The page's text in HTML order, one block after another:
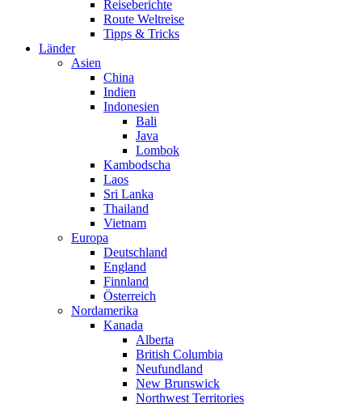
Reiseberichte
Route Weltreise
Tipps & Tricks
Länder
Asien
China
Indien
Indonesien
Bali
Java
Lombok
Kambodscha
Laos
Sri Lanka
Thailand
Vietnam
Europa
Deutschland
England
Finnland
Österreich
Nordamerika
Kanada
Alberta
British Columbia
Neufundland
New Brunswick
Northwest Territories